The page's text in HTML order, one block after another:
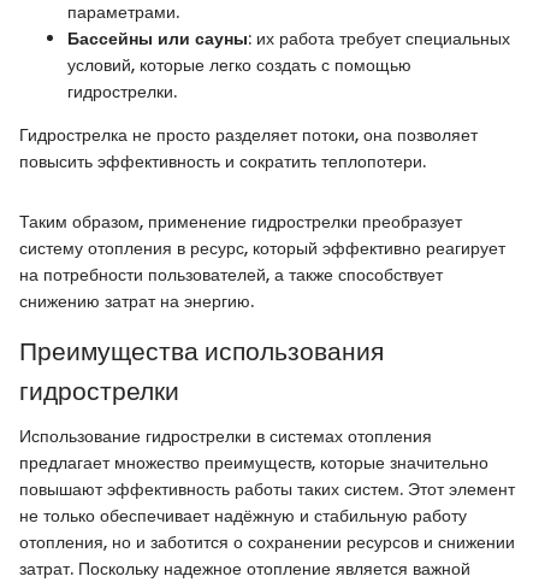
параметрами.
Бассейны или сауны: их работа требует специальных
условий, которые легко создать с помощью
гидрострелки.
Гидрострелка не просто разделяет потоки, она позволяет
повысить эффективность и сократить теплопотери.
Таким образом, применение гидрострелки преобразует
систему отопления в ресурс, который эффективно реагирует
на потребности пользователей, а также способствует
снижению затрат на энергию.
Преимущества использования
гидрострелки
Использование гидрострелки в системах отопления
предлагает множество преимуществ, которые значительно
повышают эффективность работы таких систем. Этот элемент
не только обеспечивает надёжную и стабильную работу
отопления, но и заботится о сохранении ресурсов и снижении
затрат. Поскольку надежное отопление является важной